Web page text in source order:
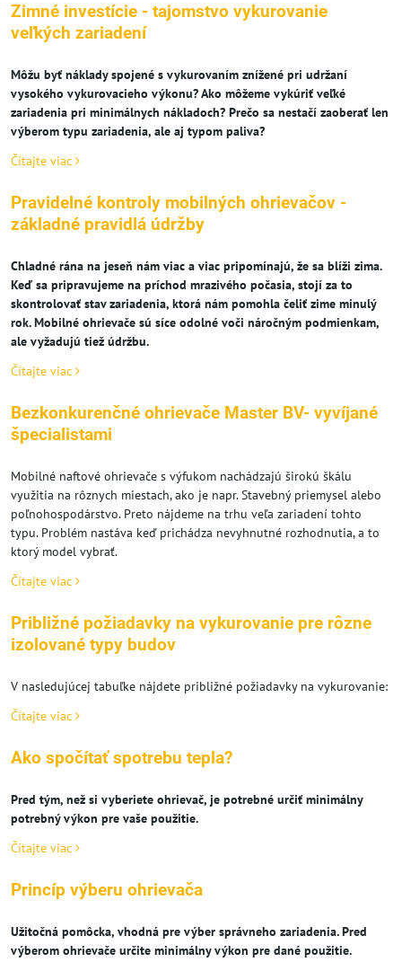
Zimné investície - tajomstvo vykurovanie
veľkých zariadení
Môžu byť náklady spojené s vykurovaním znížené pri udržaní
vysokého vykurovacieho výkonu? Ako môžeme vykúriť veľké
zariadenia pri minimálnych nákladoch? Prečo sa nestačí zaoberať len
výberom typu zariadenia, ale aj typom paliva?
Čítajte viac
Pravidelné kontroly mobilných ohrievačov -
základné pravidlá údržby
Chladné rána na jeseň nám viac a viac pripomínajú, že sa blíži zima.
Keď sa pripravujeme na príchod mrazivého počasia, stojí za to
skontrolovať stav zariadenia, ktorá nám pomohla čeliť zime minulý
rok. Mobilné ohrievače sú síce odolné voči náročným podmienkam,
ale vyžadujú tiež údržbu.
Čítajte viac
Bezkonkurenčné ohrievače Master BV- vyvíjané
špecialistami
Mobilné naftové ohrievače s výfukom nachádzajú širokú škálu
využitia na rôznych miestach, ako je napr. Stavebný priemysel alebo
poľnohospodárstvo. Preto nájdeme na trhu veľa zariadení tohto
typu. Problém nastáva keď prichádza nevyhnutné rozhodnutia, a to
ktorý model vybrať.
Čítajte viac
Približné požiadavky na vykurovanie pre rôzne
izolované typy budov
V nasledujúcej tabuľke nájdete približné požiadavky na vykurovanie:
Čítajte viac
Ako spočítať spotrebu tepla?
Pred tým, než si vyberiete ohrievač, je potrebné určiť minimálny
potrebný výkon pre vaše použitie.
Čítajte viac
Princíp výberu ohrievača
Užitočná pomôcka, vhodná pre výber správneho zariadenia. Pred
výberom ohrievače určite minimálny výkon pre dané použitie.